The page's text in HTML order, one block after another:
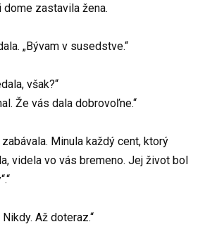
dome zastavila žena.
„Bývam v susedstve.“
však?“
Že vás dala dobrovoľne.“
Minula každý cent, ktorý
videla vo vás bremeno. Jej život bol
Až doteraz.“